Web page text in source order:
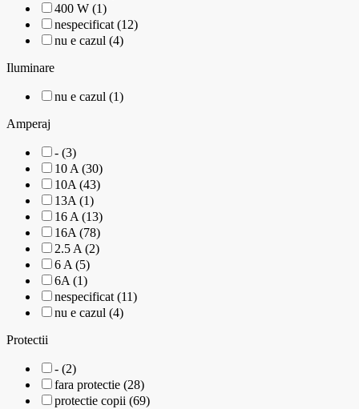
400 W (1)
nespecificat (12)
nu e cazul (4)
Iluminare
nu e cazul (1)
Amperaj
- (3)
10 A (30)
10A (43)
13A (1)
16 A (13)
16A (78)
2.5 A (2)
6 A (5)
6A (1)
nespecificat (11)
nu e cazul (4)
Protectii
- (2)
fara protectie (28)
protectie copii (69)